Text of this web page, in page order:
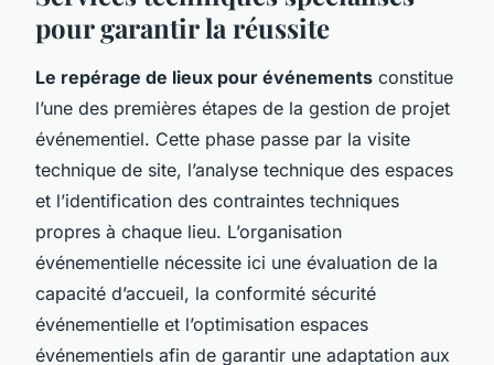
pour garantir la réussite
Le repérage de lieux pour événements constitue
l’une des premières étapes de la gestion de projet
événementiel. Cette phase passe par la visite
technique de site, l’analyse technique des espaces
et l’identification des contraintes techniques
propres à chaque lieu. L’organisation
événementielle nécessite ici une évaluation de la
capacité d’accueil, la conformité sécurité
événementielle et l’optimisation espaces
événementiels afin de garantir une adaptation aux